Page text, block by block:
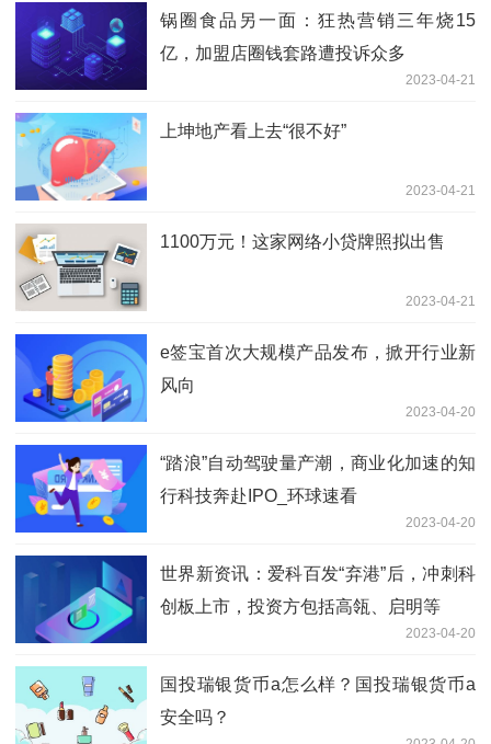
锅圈食品另一面：狂热营销三年烧15
亿，加盟店圈钱套路遭投诉众多
2023-04-21
上坤地产看上去“很不好”
2023-04-21
1100万元！这家网络小贷牌照拟出售
2023-04-21
e签宝首次大规模产品发布，掀开行业新
风向
2023-04-20
“踏浪”自动驾驶量产潮，商业化加速的知
行科技奔赴IPO_环球速看
2023-04-20
世界新资讯：爱科百发“弃港”后，冲刺科
创板上市，投资方包括高瓴、启明等
2023-04-20
国投瑞银货币a怎么样？国投瑞银货币a
安全吗？